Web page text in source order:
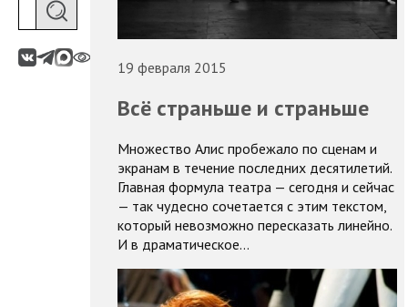
19 февраля 2015
Всё страньше и страньше
Множество Алис пробежало по сценам и
экранам в течение последних десятилетий.
Главная формула театра — сегодня и сейчас
— так чудесно сочетается с этим текстом,
который невозможно пересказать линейно.
И в драматическое…